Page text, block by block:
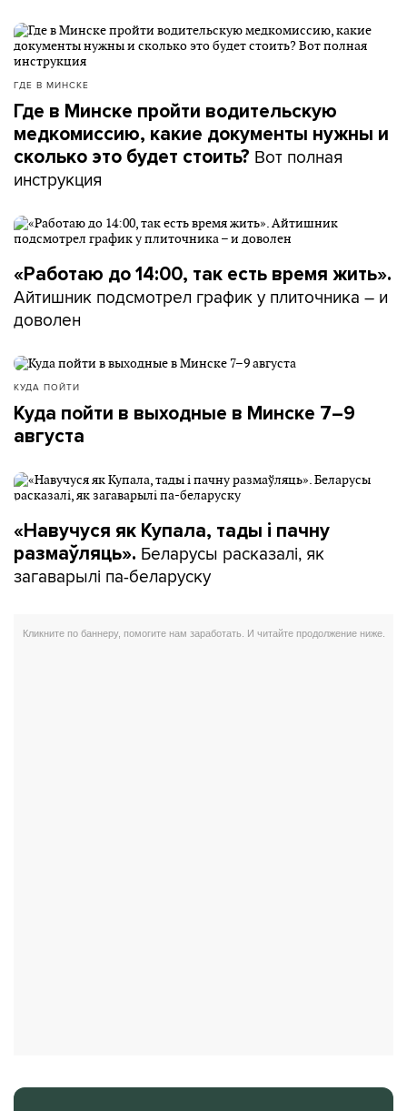
ГДЕ В МИНСКЕ
Где в Минске пройти водительскую
медкомиссию, какие документы нужны и
сколько это будет стоить? Вот полная
инструкция
«Работаю до 14:00, так есть время жить».
Айтишник подсмотрел график у плиточника – и
доволен
КУДА ПОЙТИ
Куда пойти в выходные в Минске 7–9
августа
«Навучуся як Купала, тады і пачну
размаўляць». Беларусы расказалі, як
загаварылі па-беларуску